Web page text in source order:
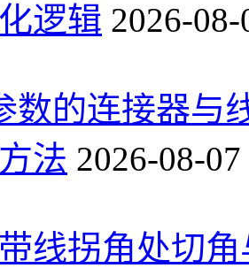
逻辑 2026-
数的连接器与
法 2026-08-
线拐角处切